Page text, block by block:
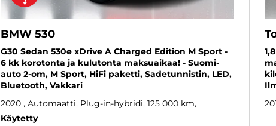
BMW 530
G30 Sedan 530e xDrive A Charged Edition M Sport -
6 kk korotonta ja kulutonta maksuaikaa! - Suomi-
auto 2-om, M Sport, HiFi paketti, Sadetunnistin, LED,
Bluetooth, Vakkari
2020 , Automaatti, Plug-in-hybridi, 125 000 km
Käytetty